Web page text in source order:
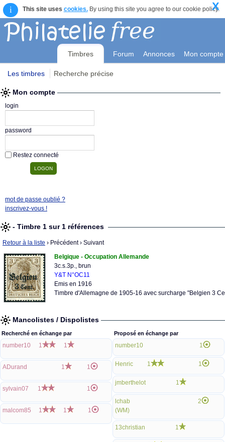
i This site uses cookies.By using this site you agree to our cookie policy.
X
Timbres Forum Annonces Mon compte
Les timbres Recherche précise
Mon compte
login
password
Restez connecté
mot de passe oublié ?
inscrivez-vous !
- Timbre 1 sur 1 références
Retour à la liste › Précédent› Suivant
Belgique - Occupation Allemande
3c.s.3p., brun
Y&T N°OC11
Emis en 1916
Timbre d'Allemagne de 1905-16 avec surcharge "Belgien 3
Mancolistes / Dispolistes
Recherché en échange par
number10 1 1
ADurand 1 1
sylvain07 1 1
malcom85 1 1 1
Proposé en échange par
number10 1
Henric 1 1
jmberthelot 1
lchab
(WM)
2
13christian 1